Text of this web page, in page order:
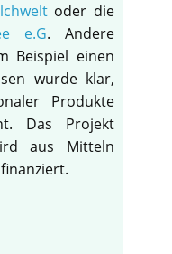
oder die
e.G. Andere
Beispiel einen
wurde klar,
Produkte
Das Projekt
aus Mitteln